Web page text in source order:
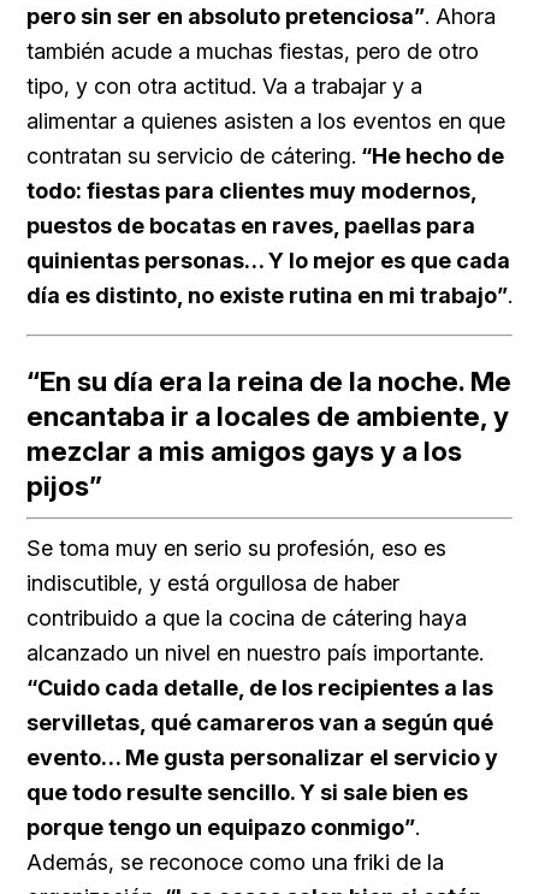
pero sin ser en absoluto pretenciosa”. Ahora
también acude a muchas fiestas, pero de otro
tipo, y con otra actitud. Va a trabajar y a
alimentar a quienes asisten a los eventos en que
contratan su servicio de cátering. “He hecho de
todo: fiestas para clientes muy modernos,
puestos de bocatas en raves, paellas para
quinientas personas… Y lo mejor es que cada
día es distinto, no existe rutina en mi trabajo”.
“En su día era la reina de la noche. Me
encantaba ir a locales de ambiente, y
mezclar a mis amigos gays y a los
pijos”
Se toma muy en serio su profesión, eso es
indiscutible, y está orgullosa de haber
contribuido a que la cocina de cátering haya
alcanzado un nivel en nuestro país importante.
“Cuido cada detalle, de los recipientes a las
servilletas, qué camareros van a según qué
evento… Me gusta personalizar el servicio y
que todo resulte sencillo. Y si sale bien es
porque tengo un equipazo conmigo”.
Además, se reconoce como una friki de la